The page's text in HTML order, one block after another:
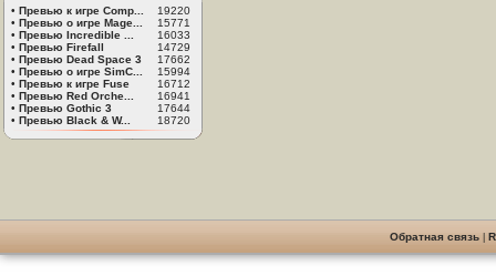
• Превью к игре Comp...
19220
• Превью о игре Mage...
15771
• Превью Incredible ...
16033
• Превью Firefall
14729
• Превью Dead Space 3
17662
• Превью о игре SimC...
15994
• Превью к игре Fuse
16712
• Превью Red Orche...
16941
• Превью Gothic 3
17644
• Превью Black & W... 18720
Обратная связь